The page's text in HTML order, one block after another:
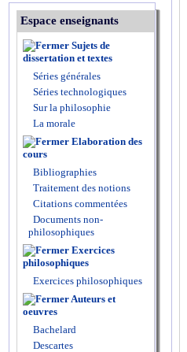
Espace enseignants
Sujets de
dissertation et textes
Séries générales
Séries technologiques
Sur la philosophie
La morale
Elaboration des
cours
Bibliographies
Traitement des notions
Citations commentées
Documents non-
philosophiques
Exercices
philosophiques
Exercices philosophiques
Auteurs et
oeuvres
Bachelard
Descartes